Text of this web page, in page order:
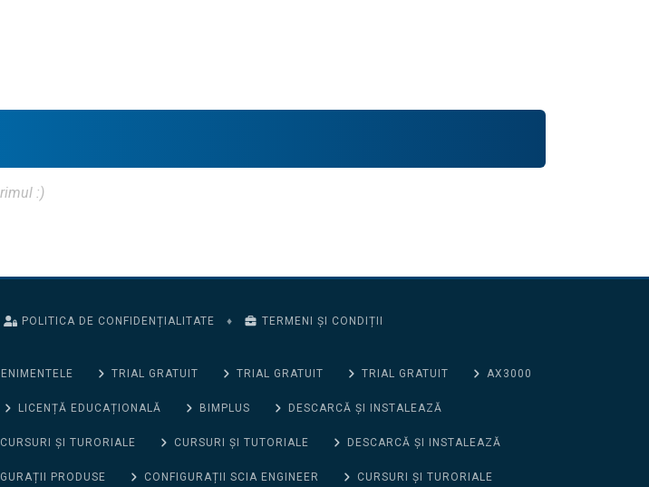
:)
POLITICA DE CONFIDENȚIALITATE ♦ TERMENI ȘI CONDIȚII
TRIAL GRATUIT TRIAL GRATUIT TRIAL GRATUIT AX3000
LICENȚĂ EDUCAȚIONALĂ BIMPLUS DESCARCĂ ȘI INSTALEAZĂ
CURSURI ȘI TURORIALE CURSURI ȘI TUTORIALE DESCARCĂ ȘI INSTALEAZĂ
PRODUSE CONFIGURAȚII SCIA ENGINEER CURSURI ȘI TURORIALE